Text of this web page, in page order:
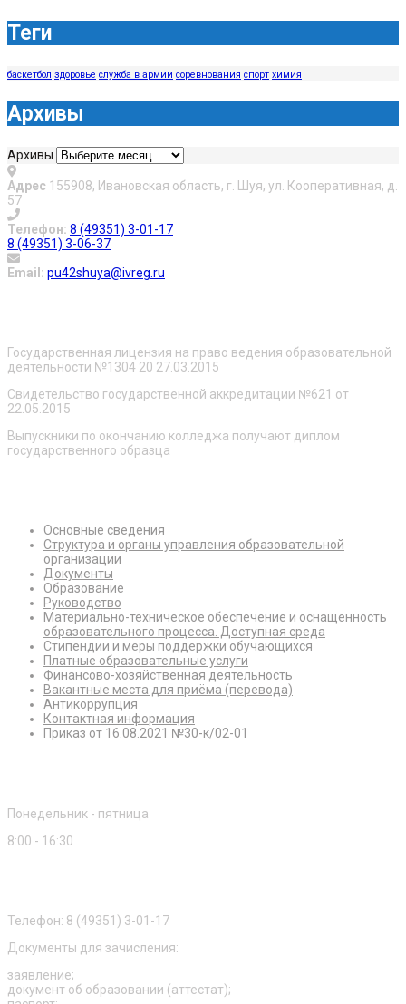
Теги
баскетбол здоровье служба в армии соревнования спорт химия
Архивы
Архивы
Адрес 155908, Ивановская область, г. Шуя, ул. Кооперативная, д.
57
Телефон: 8 (49351) 3-01-17
8 (49351) 3-06-37
Email: pu42shuya@ivreg.ru
Государственная лицензия на право ведения образовательной
деятельности №1304 20 27.03.2015
Свидетельство государственной аккредитации №621 от
22.05.2015
Выпускники по окончанию колледжа получают диплом
государственного образца
Основные сведения
Структура и органы управления образовательной
организации
Документы
Образование
Руководство
Материально-техническое обеспечение и оснащенность
образовательного процесса. Доступная среда
Стипендии и меры поддержки обучающихся
Платные образовательные услуги
Финансово-хозяйственная деятельность
Вакантные места для приёма (перевода)
Антикоррупция
Контактная информация
Приказ от 16.08.2021 №30-к/02-01
Понедельник - пятница
8:00 - 16:30
Телефон: 8 (49351) 3-01-17
Документы для зачисления:
заявление;
документ об образовании (аттестат);